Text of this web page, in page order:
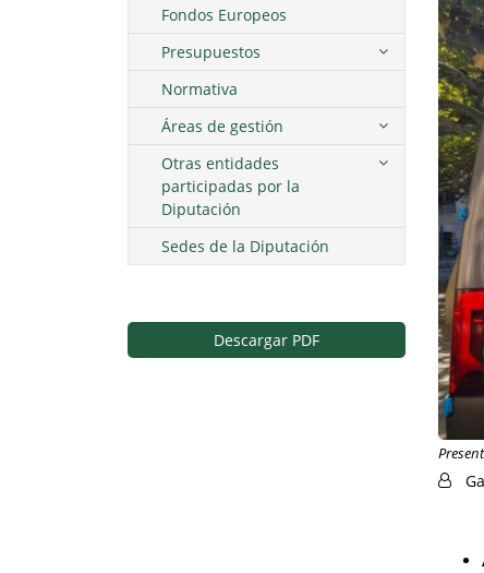
Fondos Europeos
Presupuestos
Normativa
Áreas de gestión
Otras entidades
participadas por la
Diputación
Sedes de la Diputación
Descargar PDF